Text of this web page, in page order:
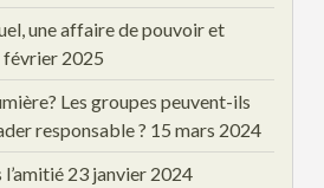
une affaire de pouvoir et
février 2025
Les groupes peuvent-ils
responsable ? 15 mars 2024
23 janvier 2024